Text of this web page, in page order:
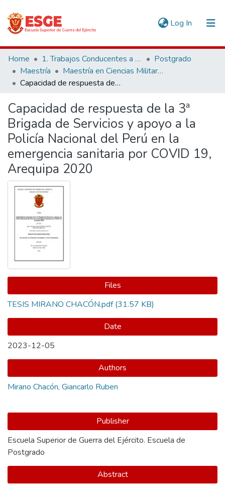
Log In (current)
Communities & Collections
All of DSpace
Home 1. Trabajos Conducentes a Grados y Títulos
Postgrado
Maestría
Maestría en Ciencias Militares
Capacidad de respuesta de la 3ª Brigada de Servicios y apoyo a la Policía Nacional del Perú en la emergencia sanitaria por COVID 19, Arequipa 2020
Capacidad de respuesta de la 3ª
Brigada de Servicios y apoyo a la
Policía Nacional del Perú en la
emergencia sanitaria por COVID 19,
Arequipa 2020
Files
TESIS MIRANO CHACÓN.pdf(31.57 KB)
Date
2023-12-05
Authors
Mirano Chacón, Giancarlo Ruben
Publisher
Escuela Superior de Guerra del Ejército. Escuela de
Postgrado
Abstract